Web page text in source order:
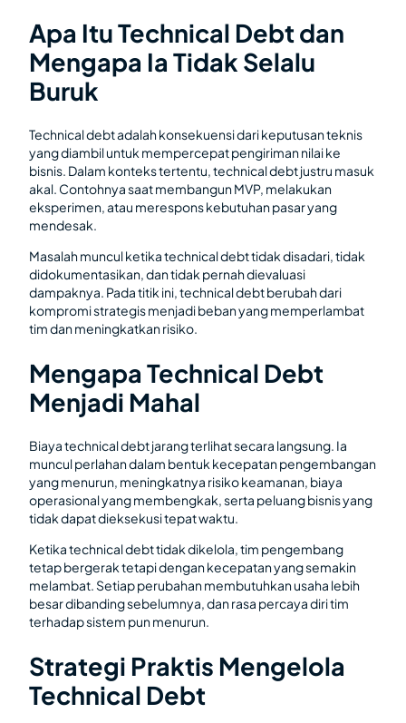
Apa Itu Technical Debt dan
Mengapa Ia Tidak Selalu
Buruk
Technical debt adalah konsekuensi dari keputusan teknis
yang diambil untuk mempercepat pengiriman nilai ke
bisnis. Dalam konteks tertentu, technical debt justru masuk
akal. Contohnya saat membangun MVP, melakukan
eksperimen, atau merespons kebutuhan pasar yang
mendesak.
Masalah muncul ketika technical debt tidak disadari, tidak
didokumentasikan, dan tidak pernah dievaluasi
dampaknya. Pada titik ini, technical debt berubah dari
kompromi strategis menjadi beban yang memperlambat
tim dan meningkatkan risiko.
Mengapa Technical Debt
Menjadi Mahal
Biaya technical debt jarang terlihat secara langsung. Ia
muncul perlahan dalam bentuk kecepatan pengembangan
yang menurun, meningkatnya risiko keamanan, biaya
operasional yang membengkak, serta peluang bisnis yang
tidak dapat dieksekusi tepat waktu.
Ketika technical debt tidak dikelola, tim pengembang
tetap bergerak tetapi dengan kecepatan yang semakin
melambat. Setiap perubahan membutuhkan usaha lebih
besar dibanding sebelumnya, dan rasa percaya diri tim
terhadap sistem pun menurun.
Strategi Praktis Mengelola
Technical Debt